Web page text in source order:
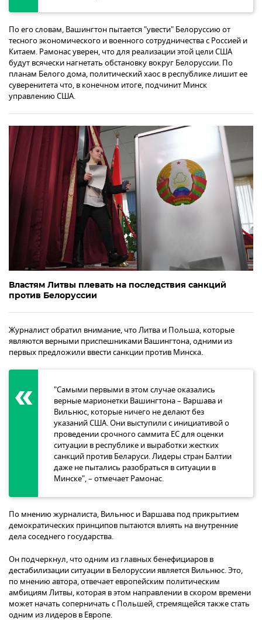
По его словам, Вашингтон пытается "увести" Белоруссию от
тесного экономического и военного сотрудничества с Россией и
Китаем. Рамонас уверен, что для реализации этой цели США
будут всячески нагнетать обстановку вокруг Белоруссии. По
планам Белого дома, политический хаос в республике лишит ее
суверенитета что, в конечном итоге, подчинит Минск
управлению США.
Властям Литвы плевать на последствия санкций
против Белоруссии
Журналист обратил внимание, что Литва и Польша, которые
являются верными приспешниками Вашингтона, одними из
первых предложили ввести санкции против Минска.
"Самыми первыми в этом случае оказались
верные марионетки Вашингтона – Варшава и
Вильнюс, которые ничего не делают без
указаний США. Они выступили с инициативой о
проведении срочного саммита ЕС для оценки
ситуации в республике и выработки жестких
санкций против Беларуси. Лидеры стран Балтии
даже не пытались разобраться в ситуации в
Минске", – отмечает Рамонас.
По мнению журналиста, Вильнюс и Варшава под прикрытием
демократических принципов пытаются влиять на внутренние
дела соседнего государства.
Он подчеркнул, что одним из главных бенефициаров в
дестабилизации ситуации в Белоруссии является Вильнюс. Это,
по мнению автора, отвечает европейским политическим
амбициям Литвы, которая в этом направлении в скором времени
может начать соперничать с Польшей, стремящейся также стать
одним из лидеров в Европе.